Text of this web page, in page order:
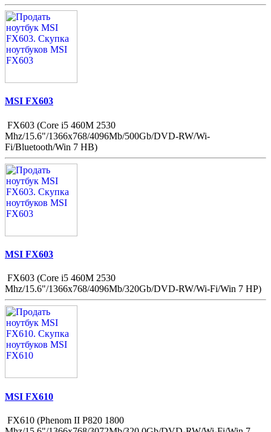
MSI FX603
FX603 (Core i5 460M 2530
Mhz/15.6"/1366x768/4096Mb/500Gb/DVD-RW/Wi-
Fi/Bluetooth/Win 7 HB)
MSI FX603
FX603 (Core i5 460M 2530
Mhz/15.6"/1366x768/4096Mb/320Gb/DVD-RW/Wi-Fi/Win 7 HP)
MSI FX610
FX610 (Phenom II P820 1800